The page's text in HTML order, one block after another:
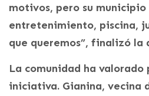
motivos, pero su municipio
entretenimiento, piscina,
que queremos”, finalizó la
La comunidad ha
iniciativa. Gianina, vecina